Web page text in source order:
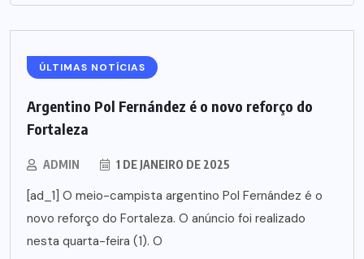
ÚLTIMAS NOTÍCIAS
Argentino Pol Fernández é o novo reforço do
Fortaleza
ADMIN 1 DE JANEIRO DE 2025
[ad_1] O meio-campista argentino Pol Fernández é o
novo reforço do Fortaleza. O anúncio foi realizado
nesta quarta-feira (1). O